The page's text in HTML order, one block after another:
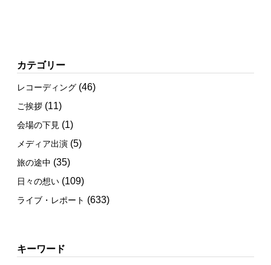
カテゴリー
レコーディング (46)
ご挨拶 (11)
会場の下見 (1)
メディア出演 (5)
旅の途中 (35)
日々の想い (109)
ライブ・レポート (633)
キーワード